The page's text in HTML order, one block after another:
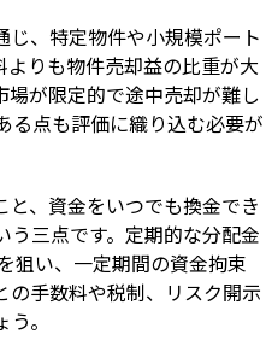
、特定物件や小規模ポート
りも物件売却益の比重が大
が限定的で途中売却が難し
る点も評価に織り込む必要が
、資金をいつでも換金でき
三点です。定期的な分配金
狙い、一定期間の資金拘束
の手数料や税制、リスク開示
。